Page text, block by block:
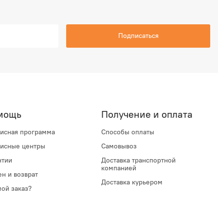
Подписаться
программа
центры
и возврат
заказ?
Получение и оплата
Способы оплаты
Самовывоз
Доставка транспортной
компанией
Доставка курьером